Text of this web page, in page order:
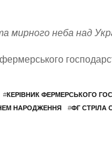
мирного неба над
#КЕРІВНИК ФЕРМЕРСЬКОГО
НАРОДЖЕННЯ #ФГ СТРІЛА